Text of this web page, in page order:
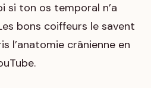
si ton os temporal n’a
bons coiffeurs le savent
l’anatomie crânienne en